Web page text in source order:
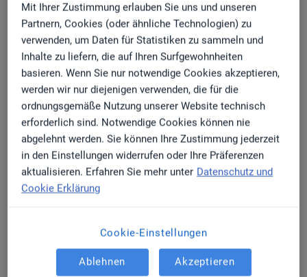
405.000
Terminbuchungen
monatlich
20.000
neue
Erfahrungsberichte
von Patient:innen
pro Monat
275.000
gelistete
Ärzt:innen und
Mit Ihrer Zustimmung erlauben Sie uns und unseren
Partnern, Cookies (oder ähnliche Technologien) zu
verwenden, um Daten für Statistiken zu sammeln und
Inhalte zu liefern, die auf Ihren Surfgewohnheiten
basieren. Wenn Sie nur notwendige Cookies akzeptieren,
werden wir nur diejenigen verwenden, die für die
ordnungsgemäße Nutzung unserer Website technisch
erforderlich sind. Notwendige Cookies können nie
abgelehnt werden. Sie können Ihre Zustimmung jederzeit
in den Einstellungen widerrufen oder Ihre Präferenzen
aktualisieren. Erfahren Sie mehr unter Datenschutz und
Cookie Erklärung
Cookie-Einstellungen
Ablehnen Akzeptieren